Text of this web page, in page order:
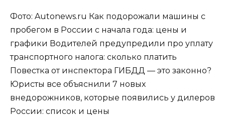
Фото: Autonews.ru Как подорожали машины с
пробегом в России с начала года: цены и
графики Водителей предупредили про уплату
транспортного налога: сколько платить
Повестка от инспектора ГИБДД — это законно?
Юристы все объяснили 7 новых
внедорожников, которые появились у дилеров
России: список и цены